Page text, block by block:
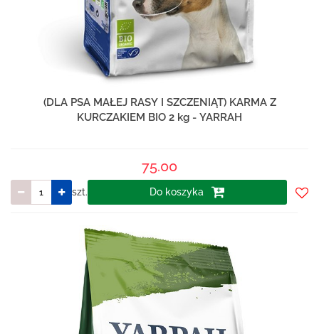
(DLA PSA MAŁEJ RASY I SZCZENIĄT) KARMA Z
KURCZAKIEM BIO 2 kg - YARRAH
75.00
szt. Do koszyka